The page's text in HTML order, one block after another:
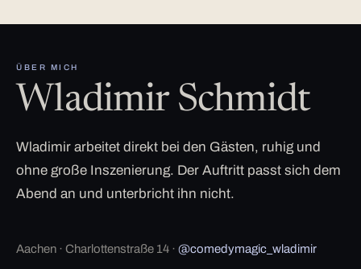
ÜBER MICH
Wladimir Schmidt
Wladimir arbeitet direkt bei den Gästen, ruhig und
ohne große Inszenierung. Der Auftritt passt sich dem
Abend an und unterbricht ihn nicht.
Aachen · Charlottenstraße 14 · @comedymagic_wladimir